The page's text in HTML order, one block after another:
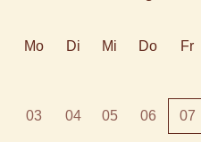
Mo Di Mi Do Fr
03 04 05 06 07